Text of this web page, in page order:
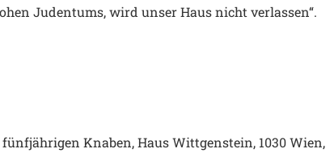
Judentums, wird unser Haus nicht verlassen“.
Knaben, Haus Wittgenstein, 1030 Wien,